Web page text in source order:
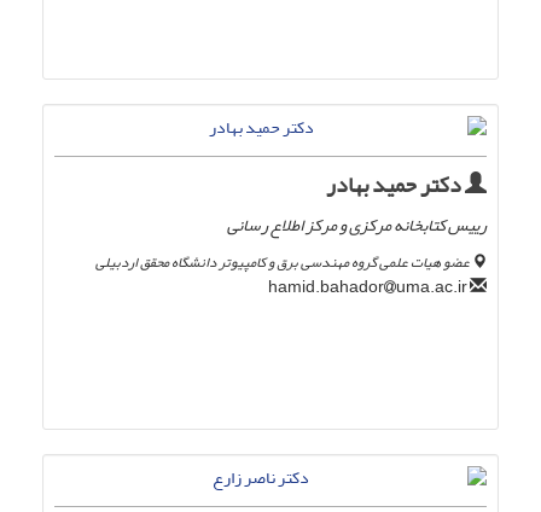
دکتر حمید بهادر
رییس کتابخانه مرکزی و مرکز اطلاع رسانی
عضو هیات علمی گروه مهندسی برق و کامپیوتر دانشگاه محقق اردبیلی
uma.ac.ir